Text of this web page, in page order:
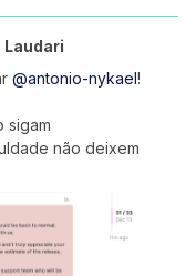
Laudari
@antonio-nykael!
sigam
não deixem